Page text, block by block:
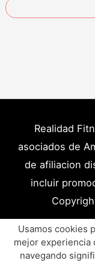
Realidad
asociados de
de afiliacion
incluir
Políticas de
Disclaimer
Usamos cookies
mejor experiencia
navegando